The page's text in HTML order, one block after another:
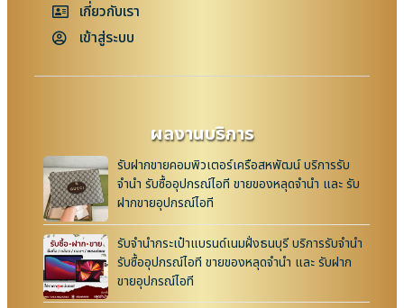
เกี่ยวกับเรา
เข้าสู่ระบบ
ผลงานบริการ
รับฝากขายคอมพิวเตอร์เครือสหพัฒน์ บริการรับ
จำนำ รับซื้ออุปกรณ์ไอที ขายของหลุดจำนำ และ รับ
ฝากขายอุปกรณ์ไอที
รับจำนำกระเป๋าแบรนด์เนมฝั่งธนบุรี บริการรับจำนำ
รับซื้ออุปกรณ์ไอที ขายของหลุดจำนำ และ รับฝาก
ขายอุปกรณ์ไอที